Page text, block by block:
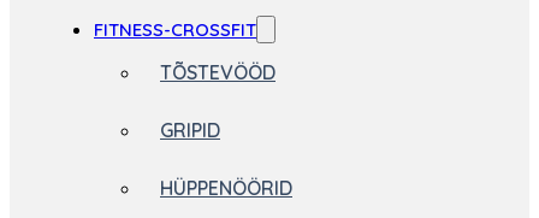
FITNESS-CROSSFIT
TÕSTEVÖÖD
GRIPID
HÜPPENÖÖRID